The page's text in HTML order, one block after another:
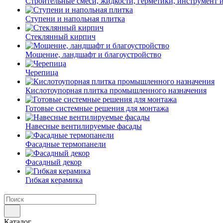
Ступени и напольная плитка
Cтеклянный кирпич
Мощение, ландшафт и благоустройство
Черепица
Кислотоупорная плитка промышленного назначения
Готовые системные решения для монтажа
Навесные вентилируемые фасады
Фасадные термопанели
Фасадный декор
Гибкая керамика